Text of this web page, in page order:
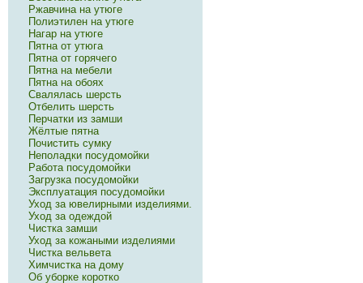
Ржавчина на утюге
Полиэтилен на утюге
Нагар на утюге
Пятна от утюга
Пятна от горячего
Пятна на мебели
Пятна на обоях
Свалялась шерсть
Отбелить шерсть
Перчатки из замши
Жёлтые пятна
Почистить сумку
Неполадки посудомойки
Работа посудомойки
Загрузка посудомойки
Эксплуатация посудомойки
Уход за ювелирными изделиями.
Уход за одеждой
Чистка замши
Уход за кожаными изделиями
Чистка вельвета
Химчистка на дому
Об уборке коротко